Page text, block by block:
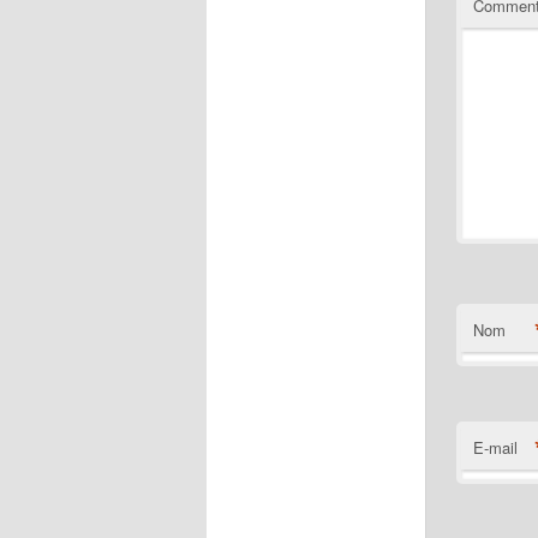
Nom
E-mail